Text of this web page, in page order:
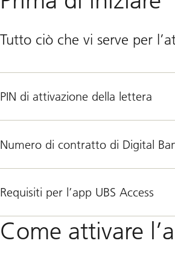
Tutto ciò che vi serve per
PIN di attivazione della lettera
Numero di contratto di Digital
Requisiti per l’app UBS Access
Come attivare